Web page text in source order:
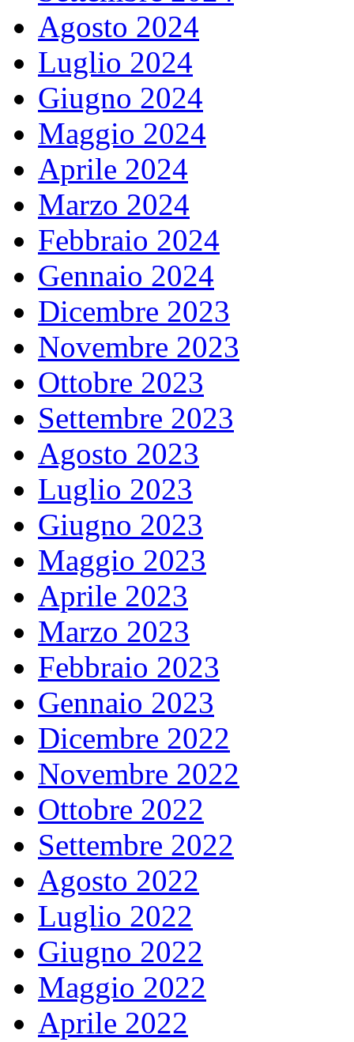
Agosto 2024
Luglio 2024
Giugno 2024
Maggio 2024
Aprile 2024
Marzo 2024
Febbraio 2024
Gennaio 2024
Dicembre 2023
Novembre 2023
Ottobre 2023
Settembre 2023
Agosto 2023
Luglio 2023
Giugno 2023
Maggio 2023
Aprile 2023
Marzo 2023
Febbraio 2023
Gennaio 2023
Dicembre 2022
Novembre 2022
Ottobre 2022
Settembre 2022
Agosto 2022
Luglio 2022
Giugno 2022
Maggio 2022
Aprile 2022